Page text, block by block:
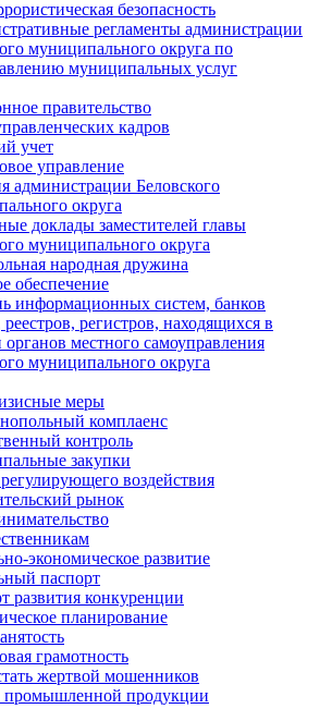
безопасность
регламенты администрации
муниципального округа по
муниципальных услуг
правительство
кадров
учет
управление
администрации Беловского
округа
доклады заместителей главы
муниципального округа
народная дружина
обеспечение
информационных систем, банков
регистров, находящихся в
органов местного самоуправления
муниципального округа
меры
комплаенс
контроль
закупки
воздействия
рынок
экономическое развитие
паспорт
развития конкуренции
планирование
грамотность
жертвой мошенников
промышленной продукции